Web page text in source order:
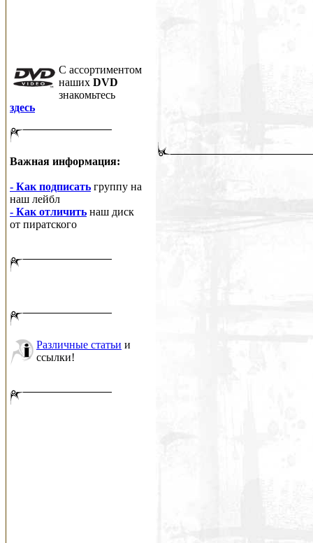
C ассортиментом
наших DVD
знакомьтесь
здесь
Важная информация:
- Как подписать группу на
наш лейбл
- Как отличить наш диск
от пиратского
Различные статьи и
ссылки!